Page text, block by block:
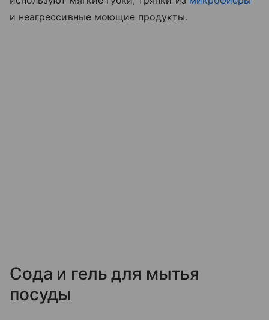
и неагрессивные моющие продукты.
Сода и гель для мытья
посуды